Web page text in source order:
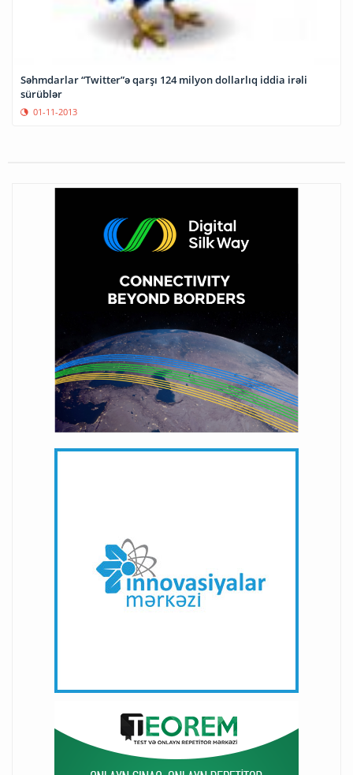
Səhmdarlar “Twitter”ə qarşı 124 milyon dollarlıq iddia irəli
sürüblər
01-11-2013